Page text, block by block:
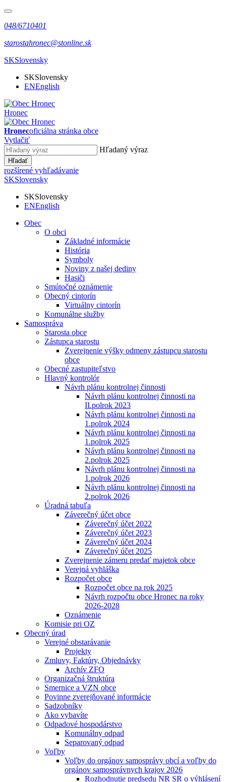
048/6710401
starostahronec@stonline.sk
SKSlovensky
SKSlovensky
ENEnglish
Hronec
Hronecoficiálna stránka obce
Vytlačiť
Hľadaný výraz
Hľadať
rozšírené vyhľadávanie
SKSlovensky
SKSlovensky
ENEnglish
Obec
O obci
Základné informácie
História
Symboly
Noviny z našej dediny
Hasiči
Smútočné oznámenie
Obecný cintorín
Virtuálny cintorín
Komunálne služby
Samospráva
Starosta obce
Zástupca starostu
Zverejnenie výšky odmeny zástupcu starostu
obce
Obecné zastupiteľstvo
Hlavný kontrolór
Návrh plánu kontrolnej činnosti
Návrh plánu kontrolnej činnosti na
II.polrok 2023
Návrh plánu kontrolnej činnosti na
1.polrok 2024
Návrh plánu kontrolnej činnosti na
1.polrok 2025
Návrh plánu kontrolnej činnosti na
2.polrok 2025
Návrh plánu kontrolnej činnosti na
1.polrok 2026
Návrh plánu kontrolnej činnosti na
2.polrok 2026
Úradná tabuľa
Záverečný účet obce
Záverečný účet 2022
Záverečný účet 2023
Záverečný účet 2024
Záverečný účet 2025
Zverejnenie zámeru predať majetok obce
Verejná vyhláška
Rozpočet obce
Rozpočet obce na rok 2025
Návrh rozpočtu obce Hronec na roky
2026-2028
Oznámenie
Komisie pri OZ
Obecný úrad
Verejné obstarávanie
Projekty
Zmluvy, Faktúry, Objednávky
Archív ZFO
Organizačná štruktúra
Smernice a VZN obce
Povinne zverejňované informácie
Sadzobníky
Ako vybavíte
Odpadové hospodárstvo
Komunálny odpad
Separovaný odpad
Voľby
Voľby do orgánov samosprávy obcí a voľby do
orgánov samosprávnych krajov 2026
Rozhodnutie predsedu NR SR o výhlásení